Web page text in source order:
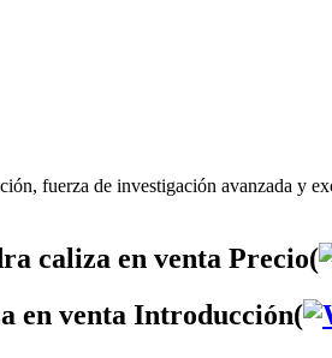
fuerza de investigación avanzada y
caliza en venta Precio(
en venta Introducción(